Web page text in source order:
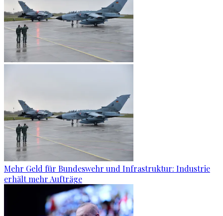
Mehr Geld für Bundeswehr und Infrastruktur: Industrie
erhält mehr Aufträge